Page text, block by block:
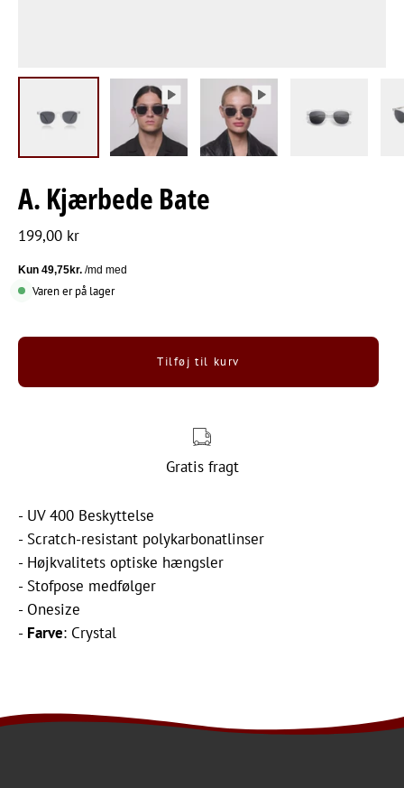
A. Kjærbede Bate
199,00 kr
Varen er på lager
Tilføj til kurv
Gratis fragt
- UV 400 Beskyttelse
- Scratch-resistant polykarbonatlinser
- Højkvalitets optiske hængsler
- Stofpose medfølger
- Onesize
- Farve: Crystal